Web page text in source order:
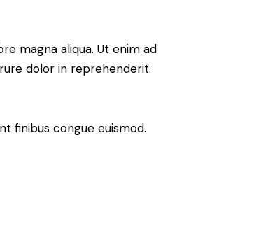
magna aliqua. Ut enim ad
dolor in reprehenderit.
finibus congue euismod.